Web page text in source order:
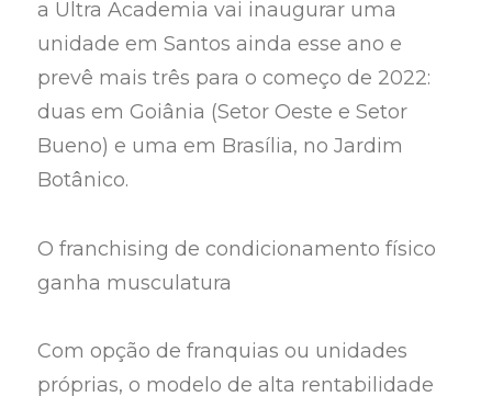
a Ultra Academia vai inaugurar uma
unidade em Santos ainda esse ano e
prevê mais três para o começo de 2022:
duas em Goiânia (Setor Oeste e Setor
Bueno) e uma em Brasília, no Jardim
Botânico.
O franchising de condicionamento físico
ganha musculatura
Com opção de franquias ou unidades
próprias, o modelo de alta rentabilidade